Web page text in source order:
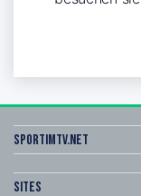
sportimtv.net
Sites